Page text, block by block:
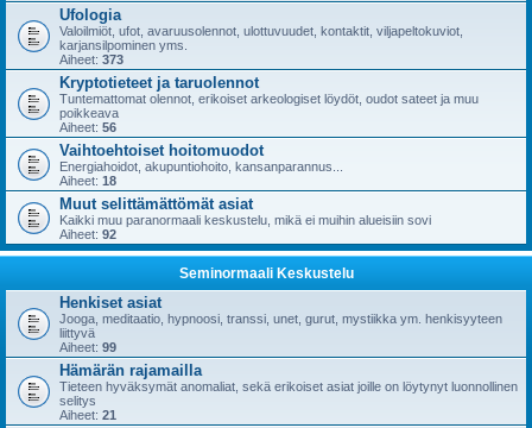
Ufologia
Valoilmiöt, ufot, avaruusolennot, ulottuvuudet, kontaktit, viljapeltokuviot,
karjansilpominen yms.
Aiheet: 373
Kryptotieteet ja taruolennot
Tuntemattomat olennot, erikoiset arkeologiset löydöt, oudot sateet ja muu
poikkeava
Aiheet: 56
Vaihtoehtoiset hoitomuodot
Energiahoidot, akupuntiohoito, kansanparannus...
Aiheet: 18
Muut selittämättömät asiat
Kaikki muu paranormaali keskustelu, mikä ei muihin alueisiin sovi
Aiheet: 92
Seminormaali Keskustelu
Henkiset asiat
Jooga, meditaatio, hypnoosi, transsi, unet, gurut, mystiikka ym. henkisyyteen
liittyvä
Aiheet: 99
Hämärän rajamailla
Tieteen hyväksymät anomaliat, sekä erikoiset asiat joille on löytynyt luonnollinen
selitys
Aiheet: 21